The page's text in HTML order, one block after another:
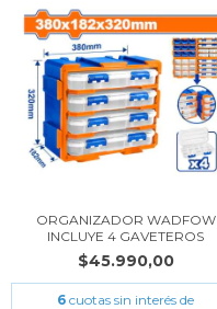
ORGANIZADOR WADFOW
INCLUYE 4 GAVETEROS
$45.990,00
6 cuotas sin interés de